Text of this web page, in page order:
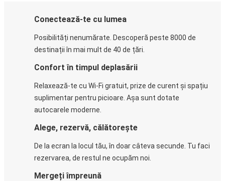
Conectează-te cu lumea
Posibilități nenumărate. Descoperă peste 8000 de
destinații în mai mult de 40 de țări.
Confort în timpul deplasării
Relaxează-te cu Wi-Fi gratuit, prize de curent și spațiu
suplimentar pentru picioare. Așa sunt dotate
autocarele moderne.
Alege, rezervă, călătorește
De la ecran la locul tău, în doar câteva secunde. Tu faci
rezervarea, de restul ne ocupăm noi.
Mergeți împreună